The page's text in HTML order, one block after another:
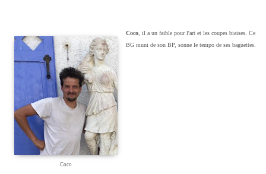
Coco
Coco , il a un faible pour l'art et les coupes biaises. Ce
BG muni de son BP, sonne le tempo de ses baguettes.